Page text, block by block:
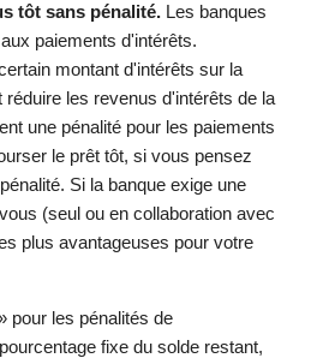
tôt sans pénalité. Les banques
paiements d'intérêts.
montant d'intérêts sur la
les revenus d'intérêts de la
une pénalité pour les paiements
le prêt tôt, si vous pensez
Si la banque exige une
(seul ou en collaboration avec
plus avantageuses pour votre
pour les pénalités de
fixe du solde restant,